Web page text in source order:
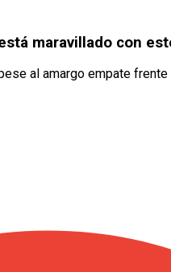
maravillado con
al amargo empate frente